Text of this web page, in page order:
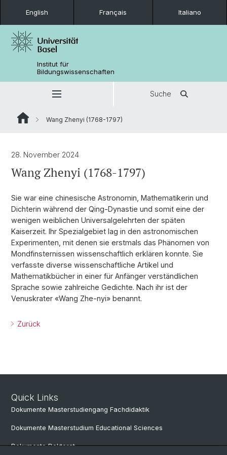
English Français Italiano
Institut für
Bildungswissenschaften
Suche
Wang Zhenyi (1768-1797)
28. November 2024
Wang Zhenyi (1768-1797)
Sie war eine chinesische Astronomin, Mathematikerin und
Dichterin während der Qing-Dynastie und somit eine der
wenigen weiblichen Universalgelehrten der späten
Kaiserzeit. Ihr Spezialgebiet lag in den astronomischen
Experimenten, mit denen sie erstmals das Phänomen von
Mondfinsternissen wissenschaftlich erklären konnte. Sie
verfasste diverse wissenschaftliche Artikel und
Mathematikbücher in einer für Anfänger verständlichen
Sprache sowie zahlreiche Gedichte. Nach ihr ist der
Venuskrater «Wang Zhe-nyi» benannt.
Zurück
Quick Links
Dokumente Masterstudiengang Fachdidaktik
Dokumente Masterstudium Educational Sciences
Dokumente Doktorat